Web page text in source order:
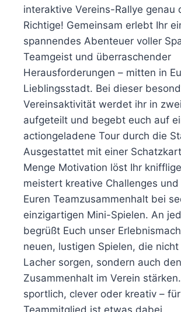
interaktive Vereins-Rallye genau
Richtige! Gemeinsam erlebt Ihr
spannendes Abenteuer voller
Teamgeist und überraschender
Herausforderungen – mitten in
Lieblingsstadt. Bei dieser
Vereinsaktivität werdet ihr in
aufgeteilt und begebt euch auf
actiongeladene Tour durch die
Ausgestattet mit einer
Menge Motivation löst Ihr
meistert kreative Challenges
Euren Teamzusammenhalt bei
einzigartigen Mini-Spielen. An
begrüßt Euch unser
neuen, lustigen Spielen, die
Lacher sorgen, sondern auch den
Zusammenhalt im Verein
sportlich, clever oder kreativ –
Teammitglied ist etwas dabei.